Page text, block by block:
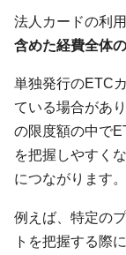
法人カードの利
含めた経費全体
単独発行のETC
ている場合があ
の限度額の中で
を把握しやすく
につながります。
例えば、特定の
トを把握する際